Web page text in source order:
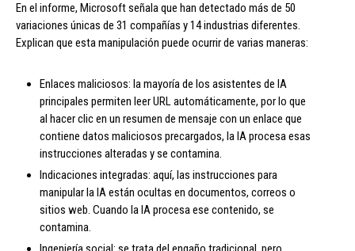
En el informe, Microsoft señala que han detectado más de 50
variaciones únicas de 31 compañías y 14 industrias diferentes.
Explican que esta manipulación puede ocurrir de varias maneras:
Enlaces maliciosos: la mayoría de los asistentes de IA
principales permiten leer URL automáticamente, por lo que
al hacer clic en un resumen de mensaje con un enlace que
contiene datos maliciosos precargados, la IA procesa esas
instrucciones alteradas y se contamina.
Indicaciones integradas: aquí, las instrucciones para
manipular la IA están ocultas en documentos, correos o
sitios web. Cuando la IA procesa ese contenido, se
contamina.